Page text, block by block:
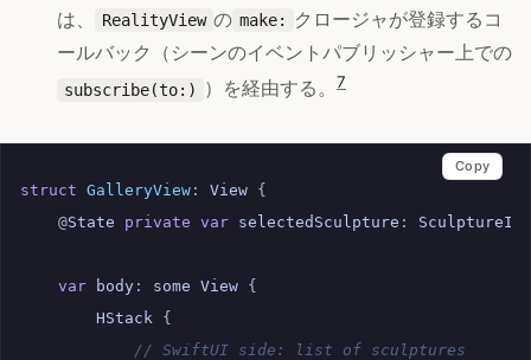
は、
RealityView の make:
クロージャが登録するコ
ールバック（シーンのイベントパブリッシャー上での
subscribe(to:) ）を経由する。 7
struct GalleryView : View {
@State private var selectedSculpture : SculptureID
var body : some View {
HStack
{
// SwiftUI side: list of sculptures
Copy